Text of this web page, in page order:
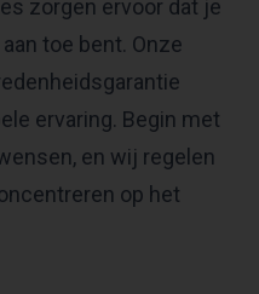
zorgen ervoor dat je
toe bent. Onze
ervaring. Begin met
en wij regelen
op het